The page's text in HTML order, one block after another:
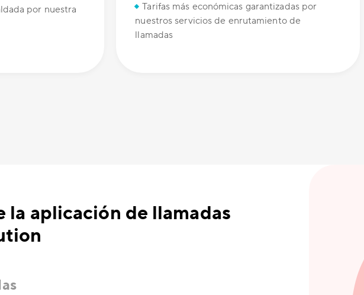
por nuestra
Tarifas más económicas garantizadas por
nuestros servicios de enrutamiento de
llamadas
la aplicación de llamadas